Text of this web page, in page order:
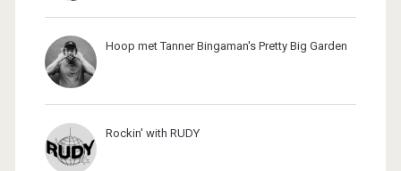
Hoop met Tanner Bingaman's Pretty Big Garden
Rockin' with RUDY